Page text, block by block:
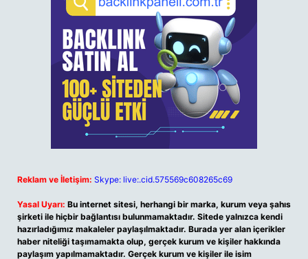
Reklam ve İletişim: Skype: live:.cid.575569c608265c69
Yasal Uyarı: Bu internet sitesi, herhangi bir marka, kurum veya şahıs
şirketi ile hiçbir bağlantısı bulunmamaktadır. Sitede yalnızca kendi
hazırladığımız makaleler paylaşılmaktadır. Burada yer alan içerikler
haber niteliği taşımamakta olup, gerçek kurum ve kişiler hakkında
paylaşım yapılmamaktadır. Gerçek kurum ve kişiler ile isim